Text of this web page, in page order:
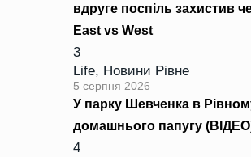
вдруге поспіль захистив
East vs West
3
Life, Новини Рівне
5 серпня 2026
У парку Шевченка в
домашнього папугу
4